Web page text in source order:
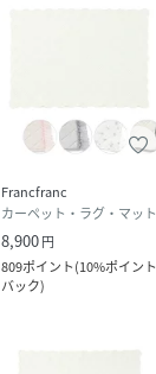
Francfranc
カーペット・ラグ・マット
8,900円
809ポイント(10%ポイント
バック)